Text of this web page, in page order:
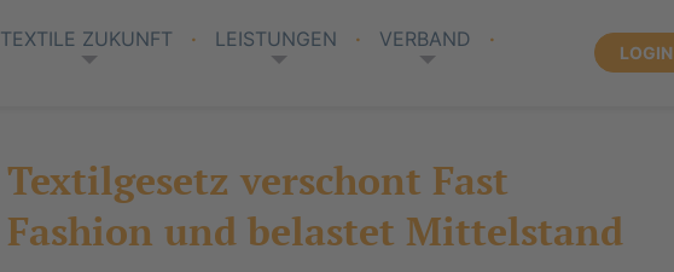
TEXTILE ZUKUNFT LEISTUNGEN
VERBAND
LOGIN
Textilgesetz verschont Fast
Fashion und belastet Mittelstand